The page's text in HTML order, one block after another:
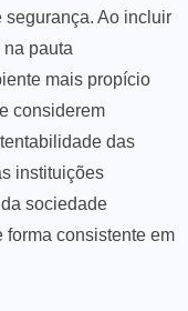
Ao incluir
pauta
mais propício
considerem
das
instituições
sociedade
forma consistente em